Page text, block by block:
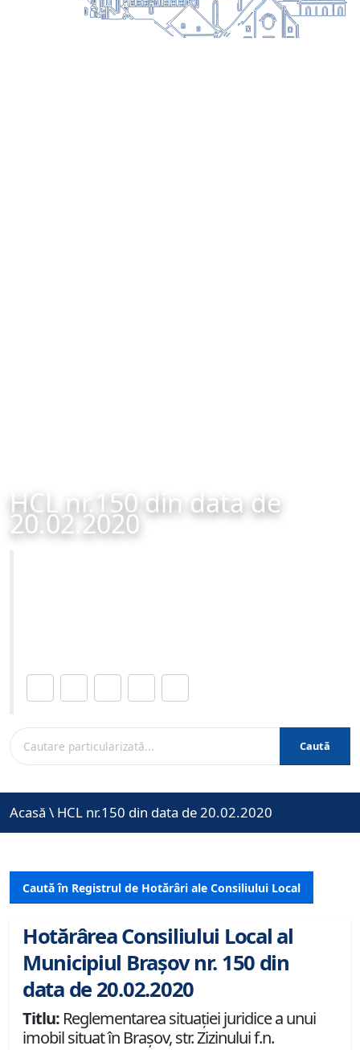
HCL nr.150 din data de
20.02.2020
Caută
Acasă \ HCL nr.150 din data de 20.02.2020
Caută în Registrul de Hotărâri ale Consiliului Local
Hotărârea Consiliului Local al
Municipiul Brașov nr. 150 din
data de 20.02.2020
Titlu: Reglementarea situației juridice a unui
imobil situat în Brașov, str. Zizinului f.n.